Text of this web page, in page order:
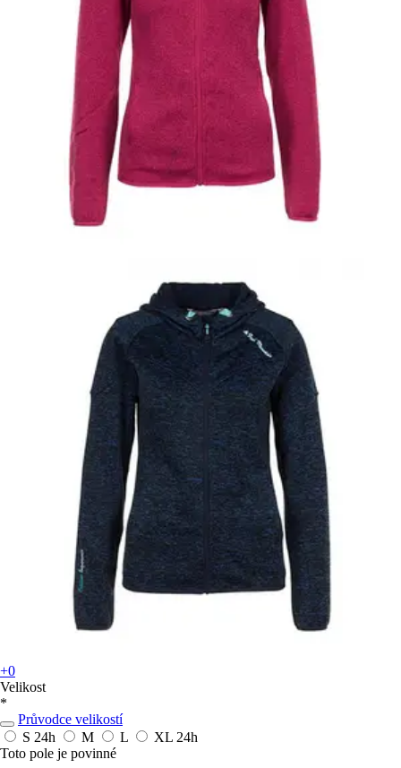
+0
Velikost
*
Průvodce velikostí
S 24h M L XL 24h
Toto pole je povinné